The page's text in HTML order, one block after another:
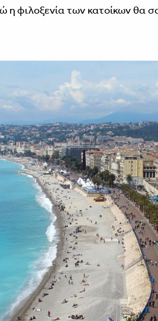
η φιλοξενία των κατοίκων θα